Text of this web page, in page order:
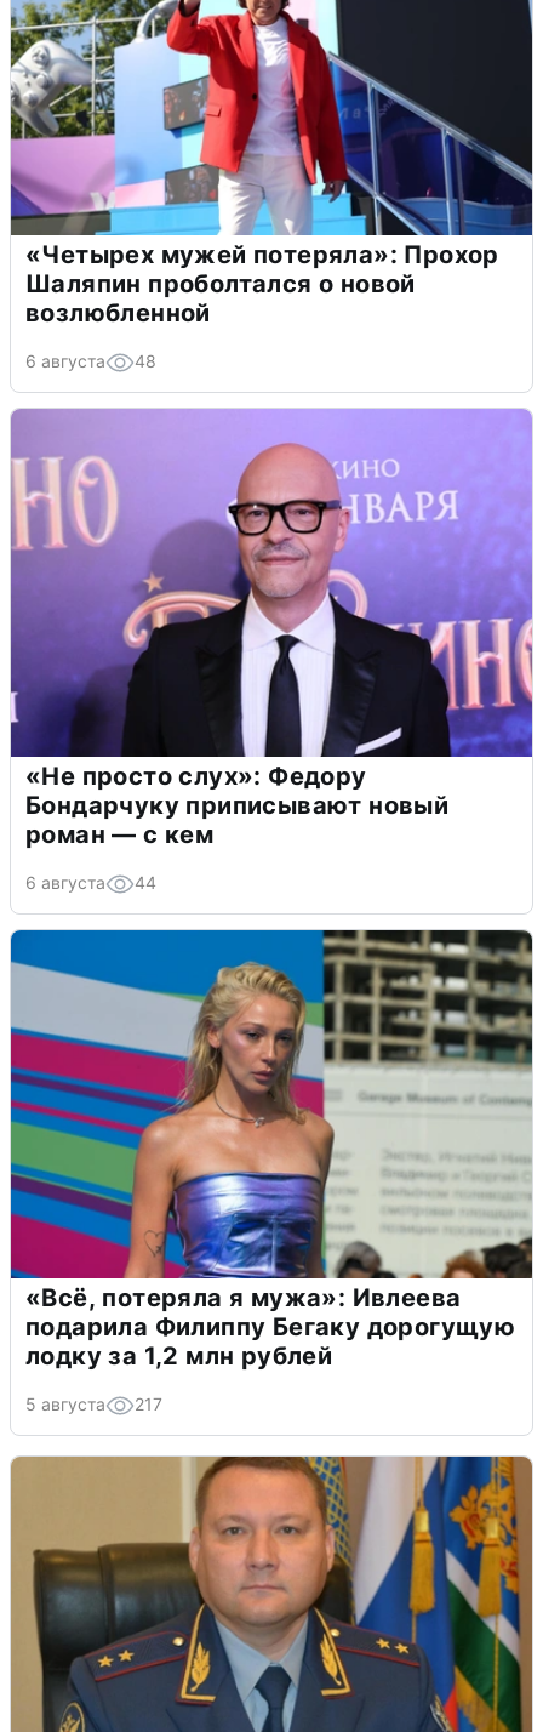
«Четырех мужей потеряла»: Прохор
Шаляпин проболтался о новой
возлюбленной
6 августа 48
«Не просто слух»: Федору
Бондарчуку приписывают новый
роман — с кем
6 августа 44
«Всё, потеряла я мужа»: Ивлеева
подарила Филиппу Бегаку дорогущую
лодку за 1,2 млн рублей
5 августа 217